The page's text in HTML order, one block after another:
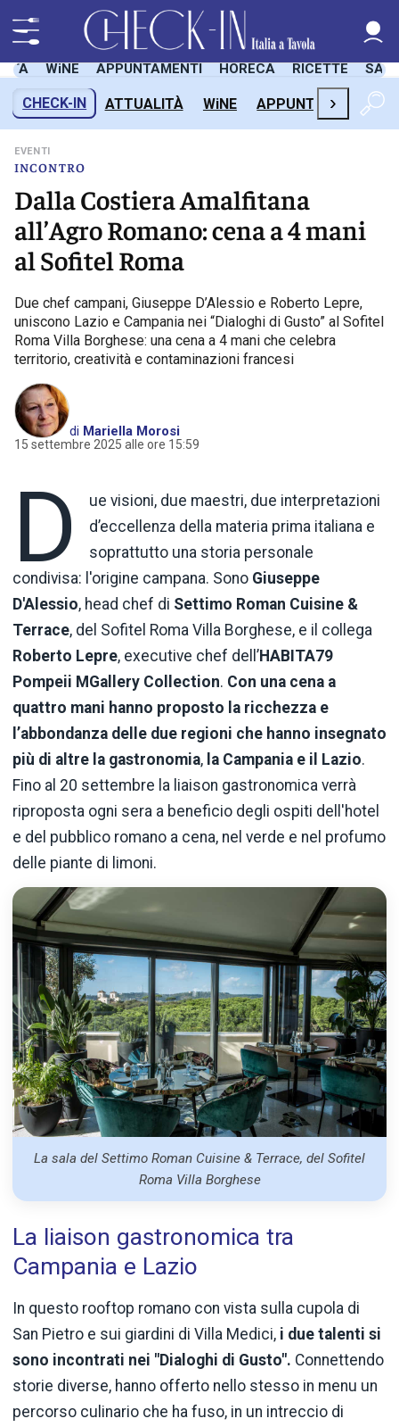
WiNE APPUNTAMENTI HORECA RICETTE
CHECK-IN ATTUALITÀ WiNE APPUNTAMENTI
›
INCONTRO
EVENTI
Dalla Costiera Amalfitana
all’Agro Romano: cena a 4 mani
al Sofitel Roma
Due chef campani, Giuseppe D’Alessio e Roberto Lepre,
uniscono Lazio e Campania nei “Dialoghi di Gusto” al Sofitel
Roma Villa Borghese: una cena a 4 mani che celebra
territorio, creatività e contaminazioni francesi
di Mariella Morosi
15 settembre 2025 alle ore 15:59
D
ue visioni, due maestri, due interpretazioni
d’eccellenza della materia prima italiana e
soprattutto una storia personale
condivisa: l'origine campana. Sono Giuseppe
D'Alessio, head chef di Settimo Roman Cuisine &
Terrace, del Sofitel Roma Villa Borghese, e il collega
Roberto Lepre, executive chef dell’HABITA79
Pompeii MGallery Collection. Con una cena a
quattro mani hanno proposto la ricchezza e
l’abbondanza delle due regioni che hanno insegnato
più di altre la gastronomia, la Campania e il Lazio.
Fino al 20 settembre la liaison gastronomica verrà
riproposta ogni sera a beneficio degli ospiti dell'hotel
e del pubblico romano a cena, nel verde e nel profumo
delle piante di limoni.
La sala del Settimo Roman Cuisine & Terrace, del Sofitel
Roma Villa Borghese
La liaison gastronomica tra
Campania e Lazio
In questo rooftop romano con vista sulla cupola di
San Pietro e sui giardini di Villa Medici, i due talenti si
sono incontrati nei "Dialoghi di Gusto". Connettendo
storie diverse, hanno offerto nello stesso in menu un
percorso culinario che ha fuso, in un intreccio di